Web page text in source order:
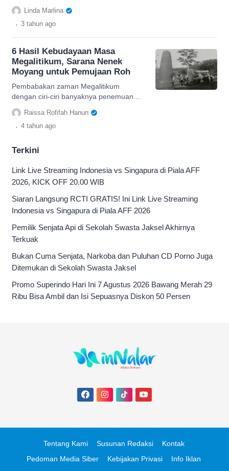
memiliki peninggalan prasejarah
Megalitikum.
Linda Marlina
. 3 tahun ago
6 Hasil Kebudayaan Masa
Megalitikum, Sarana Nenek
Moyang untuk Pemujaan Roh
Pembabakan zaman Megalitikum
dengan ciri-ciri banyaknya penemuan
yang bertujuan untuk pemujaan roh.
Simak 6 hasil kebudayaannya
Raissa Rofifah Hanun
. 4 tahun ago
Terkini
Link Live Streaming Indonesia vs Singapura di Piala AFF
2026, KICK OFF 20.00 WIB
Siaran Langsung RCTI GRATIS! Ini Link Live Streaming
Indonesia vs Singapura di Piala AFF 2026
Pemilik Senjata Api di Sekolah Swasta Jaksel Akhirnya
Terkuak
Bukan Cuma Senjata, Narkoba dan Puluhan CD Porno Juga
Ditemukan di Sekolah Swasta Jaksel
Promo Superindo Hari Ini 7 Agustus 2026 Bawang Merah 29
Ribu Bisa Ambil dan Isi Sepuasnya Diskon 50 Persen
Tentang Kami Susunan Redaksi
Kontak
Pedoman Media Siber
Kebijakan Privasi
Info Iklan